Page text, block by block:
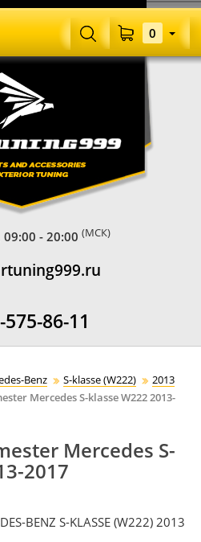
09:00 - 20:00 (МСК)
86-11
0
Benz S-klasse (W222)
2013
Mercedes S-klasse W222 2013-
Mercedes S-
2017
BENZ S-KLASSE (W222) 2013